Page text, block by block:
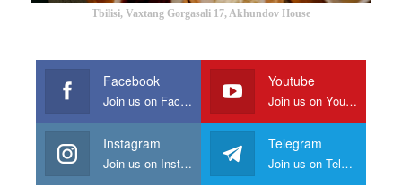
Tbilisi, Vaxtang Gorgasali 17, Akhundov House
Facebook
Join us on Facebook
Youtube
Join us on Youtube
Instagram
Join us on Instagram
Telegram
Join us on Telegram